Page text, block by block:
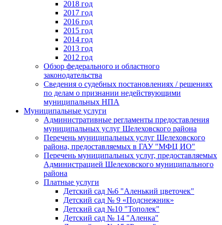
2018 год
2017 год
2016 год
2015 год
2014 год
2013 год
2012 год
Обзор федерального и областного
законодательства
Сведения о судебных постановлениях / решениях
по делам о признании недействующими
муниципальных НПА
Муниципальные услуги
Административные регламенты предоставления
муниципальных услуг Шелеховского района
Перечень муниципальных услуг Шелеховского
района, предоставляемых в ГАУ "МФЦ ИО"
Перечень муниципальных услуг, предоставляемых
Администрацией Шелеховского муниципального
района
Платные услуги
Детский сад №6 "Аленький цветочек"
Детский сад № 9 «Подснежник»
Детский сад №10 "Тополек"
Детский сад № 14 "Аленка"